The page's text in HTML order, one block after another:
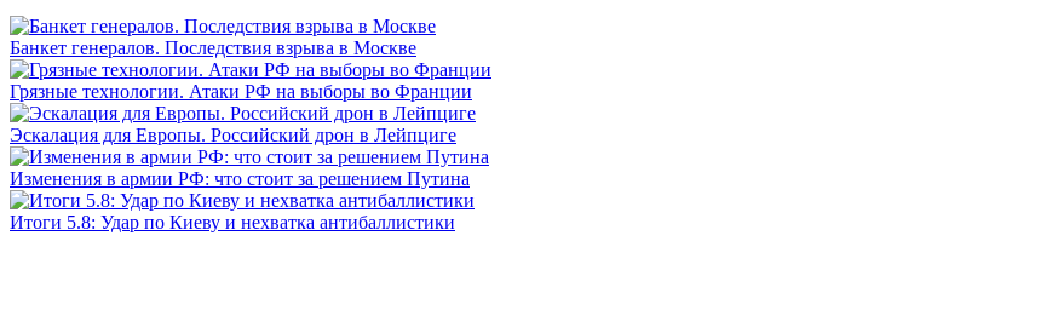
Банкет генералов. Последствия взрыва в Москве
Грязные технологии. Атаки РФ на выборы во Франции
Эскалация для Европы. Российский дрон в Лейпциге
Изменения в армии РФ: что стоит за решением Путина
Итоги 5.8: Удар по Киеву и нехватка антибаллистики